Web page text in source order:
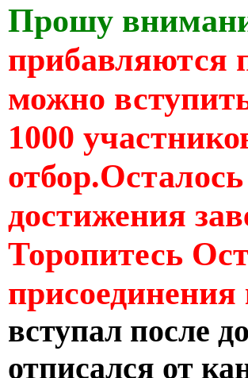
Прошу
можно
1000
достижения
Торопитесь
вступал после
отписался от